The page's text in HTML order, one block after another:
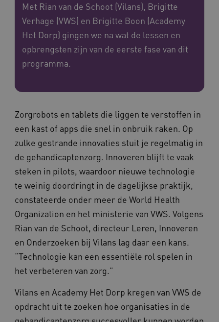
Met Rian van de Schoot (Vilans), Brigitte
Verhage (VWS) en Brigitte Boon (Academy
Het Dorp) gingen we na wat de lessen en
opbrengsten zijn van de eerste fase van dit
programma.
Zorgrobots en tablets die liggen te verstoffen in
een kast of apps die snel in onbruik raken. Op
zulke gestrande innovaties stuit je regelmatig in
de gehandicaptenzorg. Innoveren blijft te vaak
steken in pilots, waardoor nieuwe technologie
te weinig doordringt in de dagelijkse praktijk,
constateerde onder meer de World Health
Organization en het ministerie van VWS. Volgens
Rian van de Schoot, directeur Leren, Innoveren
en Onderzoeken bij Vilans lag daar een kans.
“Technologie kan een essentiële rol spelen in
het verbeteren van zorg.”
Vilans en Academy Het Dorp kregen van VWS de
opdracht uit te zoeken hoe organisaties in de